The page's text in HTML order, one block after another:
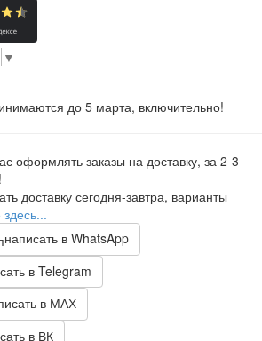
▼
до 5 марта, включительно!
оформлять заказы на доставку, за 2-3
доставку сегодня-завтра, варианты
написать в WhatsApp
в Telegram
в МАХ
в ВК